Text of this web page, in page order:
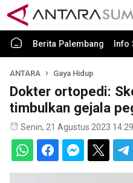
Berita Palembang Info
ANTARA Gaya Hidup
Dokter ortopedi:
timbulkan gejala
Senin, 21 Agustus 2023